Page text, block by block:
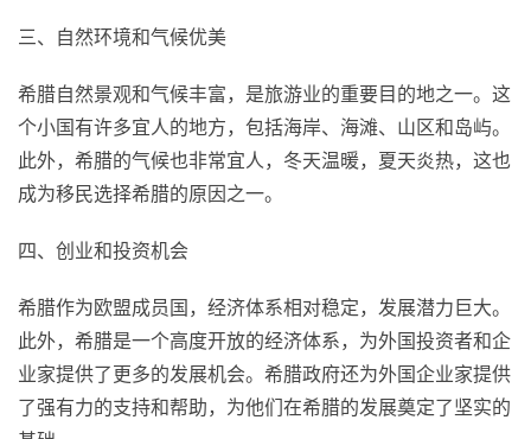
三、自然环境和气候优美
希腊自然景观和气候丰富，是旅游业的重要目的地之一。这
个小国有许多宜人的地方，包括海岸、海滩、山区和岛屿。
此外，希腊的气候也非常宜人，冬天温暖，夏天炎热，这也
成为移民选择希腊的原因之一。
四、创业和投资机会
希腊作为欧盟成员国，经济体系相对稳定，发展潜力巨大。
此外，希腊是一个高度开放的经济体系，为外国投资者和企
业家提供了更多的发展机会。希腊政府还为外国企业家提供
了强有力的支持和帮助，为他们在希腊的发展奠定了坚实的